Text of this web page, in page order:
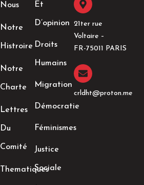
Nous
Notre
Histroire
Notre
Charte
Lettres
Du
Comité
Thematiques
Et
D’opinion
Droits
Humains
Migration
Démocratie
Féminismes
Justice
Sociale
21ter rue
Voltaire –
FR-75011 PARIS
crldht@proton.me